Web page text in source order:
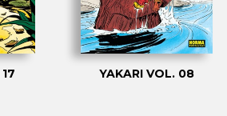
YAKARI VOL. 08